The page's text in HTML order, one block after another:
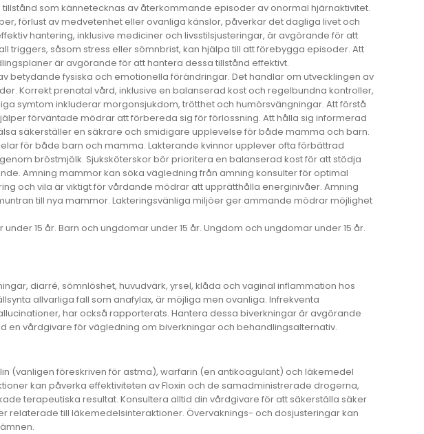
som kännetecknas av återkommande episoder av onormal hjärnaktivitet.
förlust av medvetenhet eller ovanliga känslor, påverkar det dagliga livet och
hantering, inklusive mediciner och livsstilsjusteringar, är avgörande för att
triggers, såsom stress eller sömnbrist, kan hjälpa till att förebygga episoder. Att
är avgörande för att hantera dessa tillstånd effektivt.
betydande fysiska och emotionella förändringar. Det handlar om utvecklingen av
Korrekt prenatal vård, inklusive en balanserad kost och regelbundna kontroller,
symtom inkluderar morgonsjukdom, trötthet och humörsvängningar. Att förstå
förväntade mödrar att förbereda sig för förlossning. Att hålla sig informerad
säkerställer en säkrare och smidigare upplevelse för både mamma och barn.
för både barn och mamma. Lakterande kvinnor upplever ofta förbättrad
bröstmjölk. Sjuksköterskor bör prioritera en balanserad kost för att stödja
Amning mammor kan söka vägledning från amning konsulter för optimal
och vila är viktigt för vårdande mödrar att upprätthålla energinivåer. Amning
till nya mammor. Lakteringsvänliga miljöer ger ammande mödrar möjlighet
15 år. Barn och ungdomar under 15 år. Ungdom och ungdomar under 15 år.
diarré, sömnlöshet, huvudvärk, yrsel, klåda och vaginal inflammation hos
allvarliga fall som anafylax, är möjliga men ovanliga. Infrekventa
har också rapporterats. Hantera dessa biverkningar är avgörande
en vårdgivare för vägledning om biverkningar och behandlingsalternativ.
(vanligen föreskriven för astma), warfarin (en antikoagulant) och läkemedel
kan påverka effektiviteten av Floxin och de samadministrerade drogerna,
terapeutiska resultat. Konsultera alltid din vårdgivare för att säkerställa säker
relaterade till läkemedelsinteraktioner. Övervaknings- och dosjusteringar kan